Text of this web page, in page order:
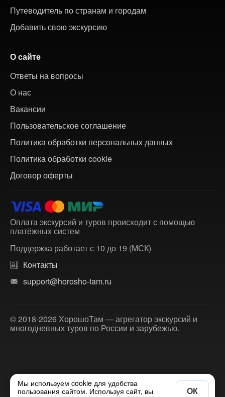
Путеводитель по странам и городам
Добавить свою экскурсию
О сайте
Ответы на вопросы
О нас
Вакансии
Пользовательское соглашение
Политика обработки персональных данных
Политика обработки cookie
Договор оферты
Оплата экскурсий и туров происходит с помощью
платёжных систем
Поддержка работает с 10 до 19 (МСК)
Контакты
support@horosho-tam.ru
© 2018-2026 ХорошоТам — агрегатор экскурсий и
многодневных туров по России и зарубежью.
Мы используем cookie для удобства
пользования сайтом. Используя сайт, вы
ОК